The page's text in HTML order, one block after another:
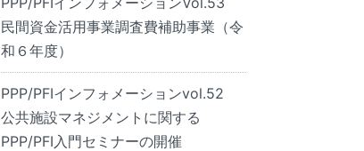
民間資金活用事業調査費補助事業（令
和６年度）
PPP/PFIインフォメーションvol.52
公共施設マネジメントに関する
PPP/PFI入門セミナーの開催